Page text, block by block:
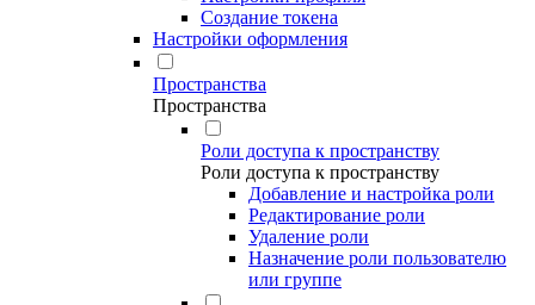
Создание токена
Настройки оформления
Пространства
Пространства
Роли доступа к пространству
Роли доступа к пространству
Добавление и настройка роли
Редактирование роли
Удаление роли
Назначение роли пользователю
или группе